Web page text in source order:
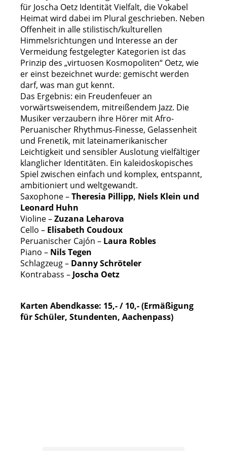
für Joscha Oetz Identität Vielfalt, die Vokabel
Heimat wird dabei im Plural geschrieben. Neben
Offenheit in alle stilistisch/kulturellen
Himmelsrichtungen und Interesse an der
Vermeidung festgelegter Kategorien ist das
Prinzip des „virtuosen Kosmopoliten“ Oetz, wie
er einst bezeichnet wurde: gemischt werden
darf, was man gut kennt.
Das Ergebnis: ein Freudenfeuer an
vorwärtsweisendem, mitreißendem Jazz. Die
Musiker verzaubern ihre Hörer mit Afro-
Peruanischer Rhythmus-Finesse, Gelassenheit
und Frenetik, mit lateinamerikanischer
Leichtigkeit und sensibler Auslotung vielfältiger
klanglicher Identitäten. Ein kaleidoskopisches
Spiel zwischen einfach und komplex, entspannt,
ambitioniert und weltgewandt.
Saxophone –Theresia Pillipp, Niels Klein und
Leonard Huhn
Violine –Zuzana Leharova
Cello – Elisabeth Coudoux
Peruanischer Cajón – Laura Robles
Piano – Nils Tegen
Schlagzeug – Danny Schröteler
Kontrabass – Joscha Oetz
Karten Abendkasse: 15,- / 10,- (Ermäßigung
für Schüler, Stundenten, Aachenpass)